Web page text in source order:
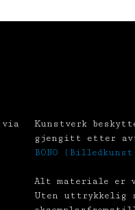
via
Kunstverk
gjengitt etter
BONO
Alt materiale er
Uten uttrykkelig